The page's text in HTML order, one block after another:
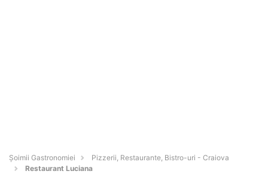
Șoimii Gastronomiei
Pizzerii, Restaurante, Bistro-uri - Craiova
Restaurant Luciana